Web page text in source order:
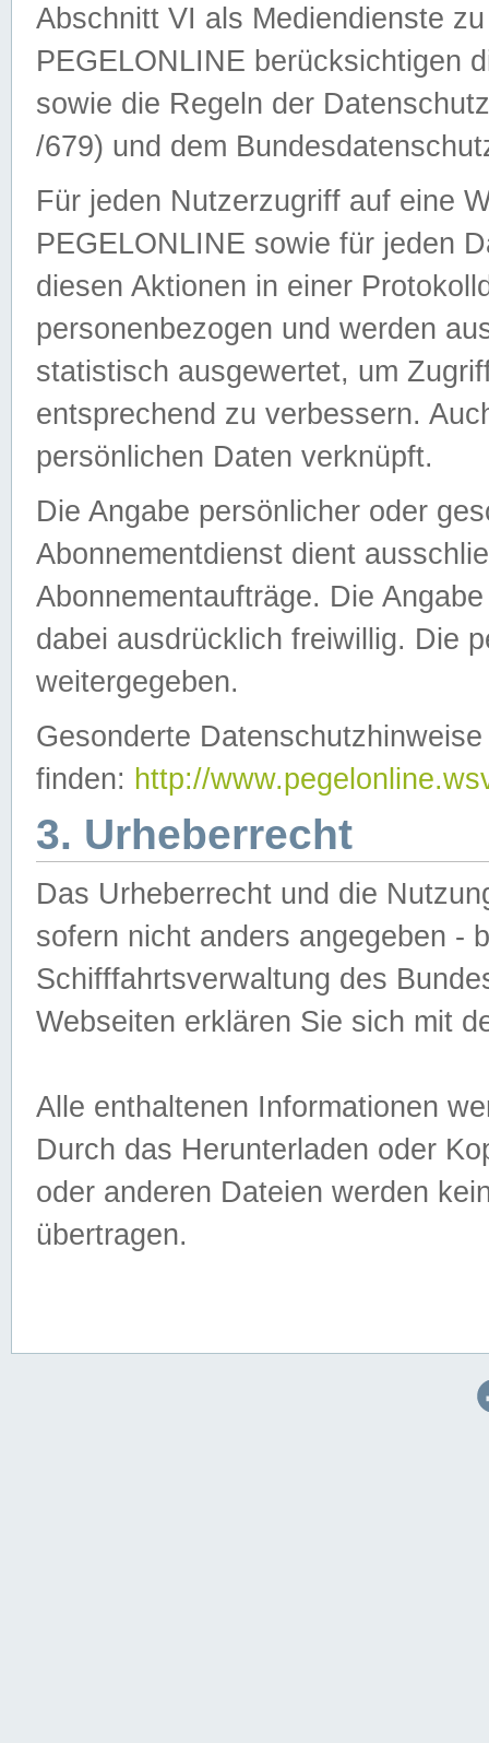
Abschnitt VI als Mediendienste
PEGELONLINE berücksichtigen
sowie die Regeln der
/679) und dem
Für jeden Nutzerzugriff auf eine
PEGELONLINE sowie für jeden
diesen Aktionen in einer
personenbezogen und werden
statistisch ausgewertet, um
entsprechend zu verbessern.
persönlichen Daten verknüpft.
Die Angabe persönlicher oder
Abonnementdienst dient
Abonnementaufträge. Die
dabei ausdrücklich freiwillig. Die
weitergegeben.
Gesonderte
finden: http://
3. Urheberrecht
Das Urheberrecht und die
sofern nicht anders angegeben -
Schifffahrtsverwaltung des
Webseiten erklären Sie sich mit
Alle enthaltenen Informationen
Durch das Herunterladen oder
oder anderen Dateien werden
übertragen.